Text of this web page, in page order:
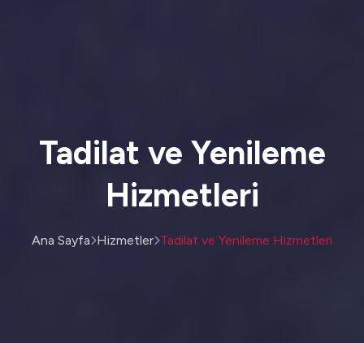
Tadilat ve Yenileme
Hizmetleri
Ana Sayfa Hizmetler Tadilat ve Yenileme Hizmetleri